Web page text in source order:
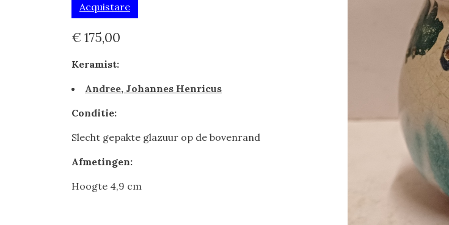
Acquistare
€ 175,00
Keramist:
Andree, Johannes Henricus
Conditie:
Slecht gepakte glazuur op de bovenrand
Afmetingen:
Hoogte 4,9 cm